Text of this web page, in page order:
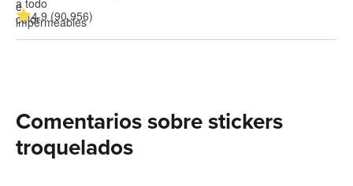
4.9 (90,956)
Comentarios sobre stickers
troquelados